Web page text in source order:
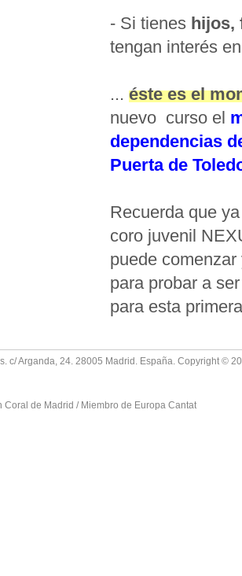
- Si tienes hijos,
tengan interés
... éste es el
nuevo curso el
dependencias
Puerta de
Recuerda que
coro juvenil
puede
para probar a
para esta
c/ Arganda, 24. 28005 Madrid. España. Copyright ©
Coral de Madrid / Miembro de Europa Cantat